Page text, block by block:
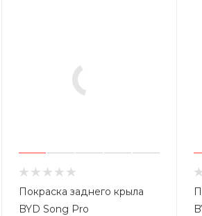
Покраска заднего крыла
BYD Song Pro